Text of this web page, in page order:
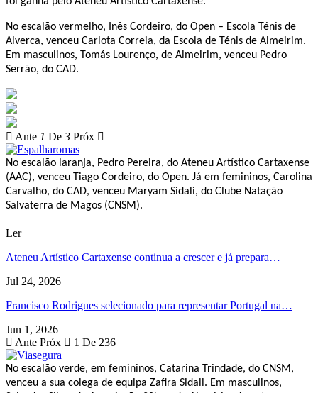
No escalão vermelho, Inês Cordeiro, do Open – Escola Ténis de
Alverca, venceu Carlota Correia, da Escola de Ténis de Almeirim.
Em masculinos, Tomás Lourenço, de Almeirim, venceu Pedro
Serrão, do CAD.
Ante 1 De 3 Próx
No escalão laranja, Pedro Pereira, do Ateneu Artístico Cartaxense
(AAC), venceu Tiago Cordeiro, do Open. Já em femininos, Carolina
Carvalho, do CAD, venceu Maryam Sidali, do Clube Natação
Salvaterra de Magos (CNSM).
Ler
Ateneu Artístico Cartaxense continua a crescer e já prepara…
Jul 24, 2026
Francisco Rodrigues selecionado para representar Portugal na…
Jun 1, 2026
Ante Próx 1 De 236
No escalão verde, em femininos, Catarina Trindade, do CNSM,
venceu a sua colega de equipa Zafira Sidali. Em masculinos,